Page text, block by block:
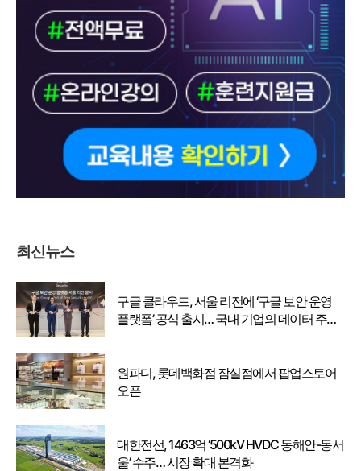
최신뉴스
구글 클라우드, 서울 리전에 ‘구글 보안 운영
플랫폼’ 공식 출시… 국내 기업의 데이터 주권
원파디, 롯데백화점 잠실점에서 팝업스토어
오픈
대한전선, 1463억 ‘500kV HVDC 동해안-동서
울’ 수주… 시장 확대 본격화